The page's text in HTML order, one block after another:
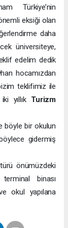
Türkiye’nin
eksiği olan
daha
üniversiteye,
edelim dedik
hocamızdan
teklifimiz ile
yıllık Turizm
böyle bir okulun
gidermiş
önümüzdeki
binası
okul yapılana